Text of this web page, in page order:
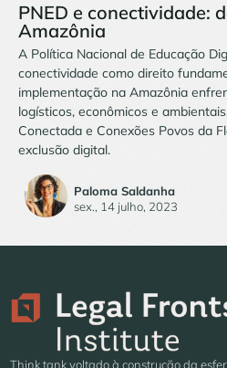
PNED e conectividade:
Amazônia
A Política Nacional de Educação
conectividade como direito
implementação na Amazônia
logísticos, econômicos e
Conectada e Conexões Povos da
exclusão digital.
Paloma Saldanha
sex., 14 julho, 2023
Think tank voltado à construção da